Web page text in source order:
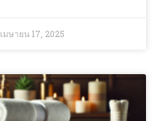
เมษายน 17, 2025